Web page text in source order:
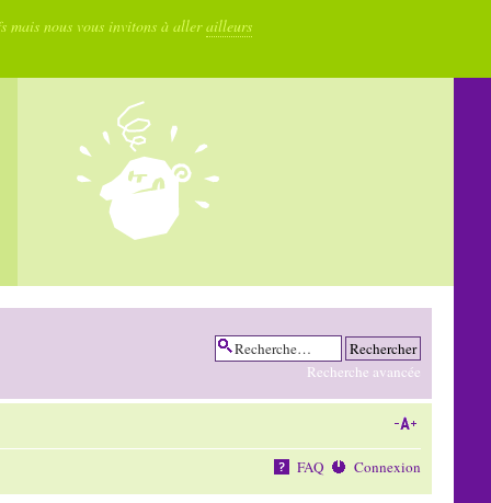
mais nous vous invitons à allerailleurs
Recherche avancée
FAQ Connexion